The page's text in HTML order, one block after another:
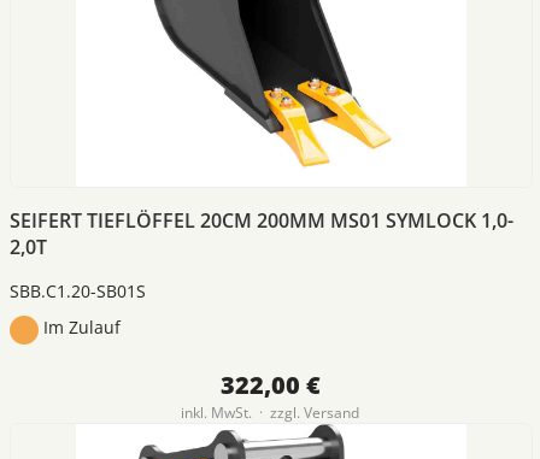
SEIFERT TIEFLÖFFEL 20CM 200MM MS01 SYMLOCK 1,0-
2,0T
SBB.C1.20-SB01S
Im Zulauf
322,00 €
inkl. MwSt. · zzgl. Versand